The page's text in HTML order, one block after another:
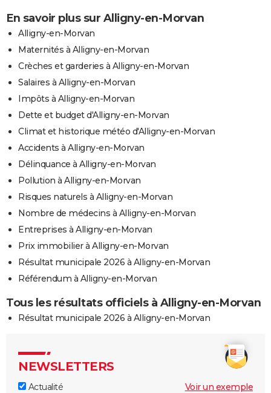
En savoir plus sur Alligny-en-Morvan
Alligny-en-Morvan
Maternités à Alligny-en-Morvan
Crèches et garderies à Alligny-en-Morvan
Salaires à Alligny-en-Morvan
Impôts à Alligny-en-Morvan
Dette et budget d'Alligny-en-Morvan
Climat et historique météo d'Alligny-en-Morvan
Accidents à Alligny-en-Morvan
Délinquance à Alligny-en-Morvan
Pollution à Alligny-en-Morvan
Risques naturels à Alligny-en-Morvan
Nombre de médecins à Alligny-en-Morvan
Entreprises à Alligny-en-Morvan
Prix immobilier à Alligny-en-Morvan
Résultat municipale 2026 à Alligny-en-Morvan
Référendum à Alligny-en-Morvan
Tous les résultats officiels à Alligny-en-Morvan
Résultat municipale 2026 à Alligny-en-Morvan
NEWSLETTERS
Actualité
Voir un exemple